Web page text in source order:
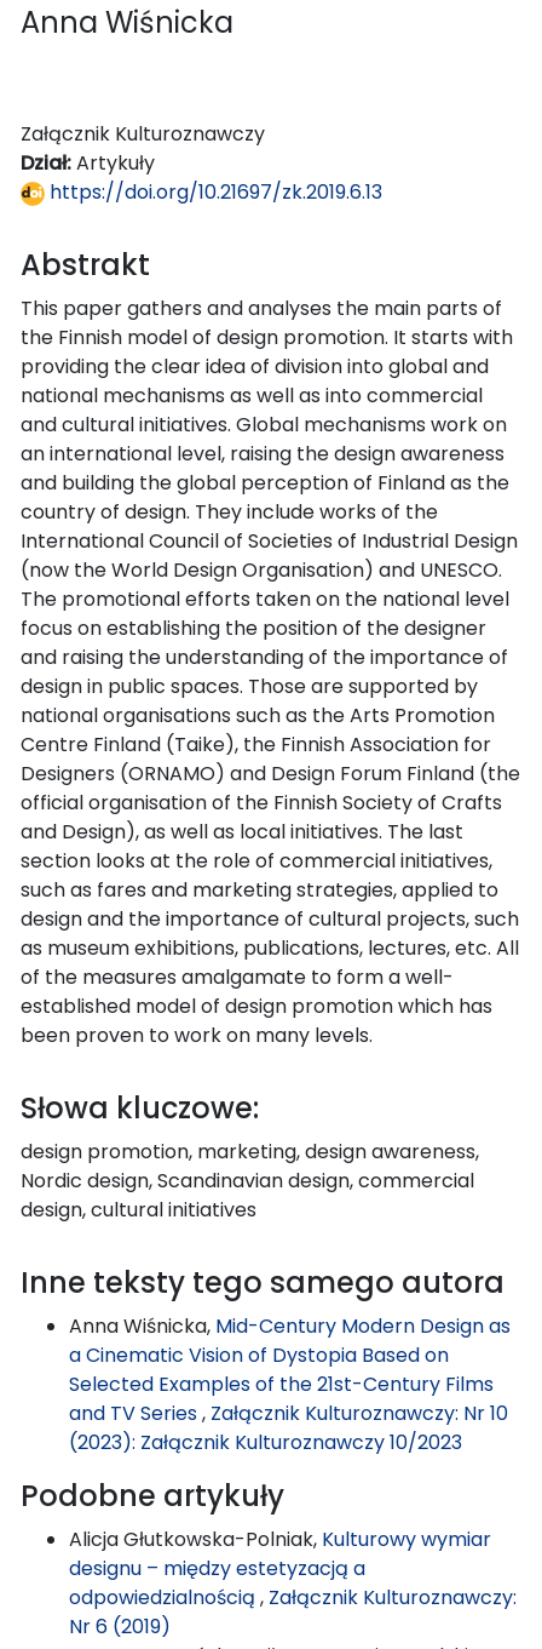
Anna Wiśnicka
Załącznik Kulturoznawczy
Dział:Artykuły
https://doi.org/10.21697/zk.2019.6.13
Abstrakt
This paper gathers and analyses the main parts of
the Finnish model of design promotion. It starts with
providing the clear idea of division into global and
national mechanisms as well as into commercial
and cultural initiatives. Global mechanisms work on
an international level, raising the design awareness
and building the global perception of Finland as the
country of design. They include works of the
International Council of Societies of Industrial Design
(now the World Design Organisation) and UNESCO.
The promotional efforts taken on the national level
focus on establishing the position of the designer
and raising the understanding of the importance of
design in public spaces. Those are supported by
national organisations such as the Arts Promotion
Centre Finland (Taike), the Finnish Association for
Designers (ORNAMO) and Design Forum Finland (the
official organisation of the Finnish Society of Crafts
and Design), as well as local initiatives. The last
section looks at the role of commercial initiatives,
such as fares and marketing strategies, applied to
design and the importance of cultural projects, such
as museum exhibitions, publications, lectures, etc. All
of the measures amalgamate to form a well-
established model of design promotion which has
been proven to work on many levels.
Słowa kluczowe:
design promotion, marketing, design awareness,
Nordic design, Scandinavian design, commercial
design, cultural initiatives
Inne teksty tego samego autora
Anna Wiśnicka, Mid-Century Modern Design as
a Cinematic Vision of Dystopia Based on
Selected Examples of the 21st-Century Films
and TV Series, Załącznik Kulturoznawczy: Nr 10
(2023): Załącznik Kulturoznawczy 10/2023
Podobne artykuły
Alicja Głutkowska-Polniak, Kulturowy wymiar
designu – między estetyzacją a
odpowiedzialnością , Załącznik Kulturoznawczy:
Nr 6 (2019)